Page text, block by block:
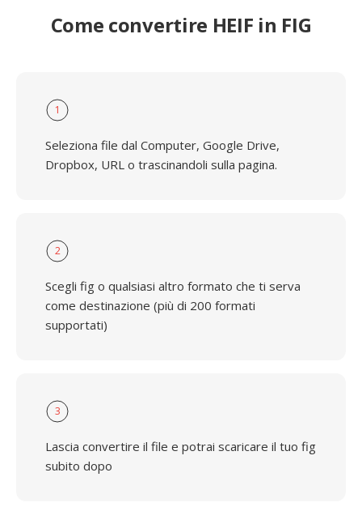
Come convertire HEIF in FIG
1
Seleziona file dal Computer, Google Drive,
Dropbox, URL o trascinandoli sulla pagina.
2
Scegli fig o qualsiasi altro formato che ti serva
come destinazione (più di 200 formati
supportati)
3
Lascia convertire il file e potrai scaricare il tuo fig
subito dopo